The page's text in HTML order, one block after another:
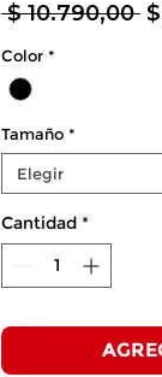
$ 10.790,00
Color *
Tamaño *
Elegir
Cantidad *